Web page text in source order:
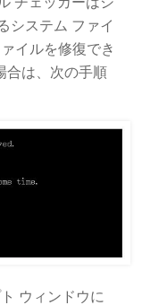
システム ファイ
イルを修復でき
合は、次の手順
ウィンドウに